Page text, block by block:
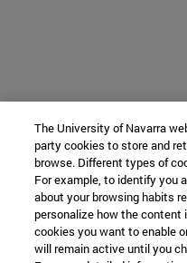
The University of Navarra
party cookies to store and
browse. Different types of
For example, to identify you
about your browsing habits
personalize how the content
cookies you want to enable
will remain active until you